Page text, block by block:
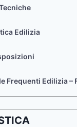
Edilizia
Frequenti Edilizia –